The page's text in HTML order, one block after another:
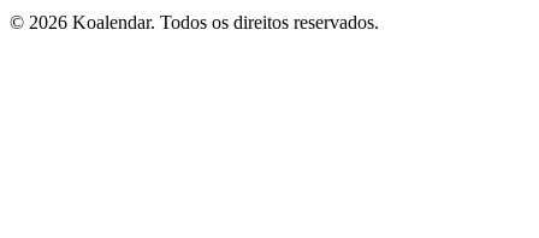
© 2026 Koalendar. Todos os direitos reservados.